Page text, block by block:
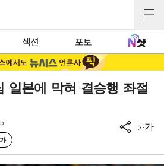
섹션 포토
일본에 막혀 결승행 좌절
가가